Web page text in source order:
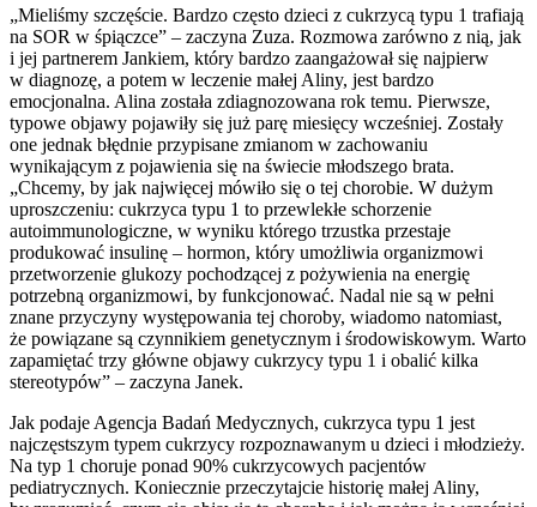
„Mieliśmy szczęście. Bardzo często dzieci z cukrzycą typu 1 trafiają
na SOR w śpiączce” – zaczyna Zuza. Rozmowa zarówno z nią, jak
i jej partnerem Jankiem, który bardzo zaangażował się najpierw
w diagnozę, a potem w leczenie małej Aliny, jest bardzo
emocjonalna. Alina została zdiagnozowana rok temu. Pierwsze,
typowe objawy pojawiły się już parę miesięcy wcześniej. Zostały
one jednak błędnie przypisane zmianom w zachowaniu
wynikającym z pojawienia się na świecie młodszego brata.
„Chcemy, by jak najwięcej mówiło się o tej chorobie. W dużym
uproszczeniu: cukrzyca typu 1 to przewlekłe schorzenie
autoimmunologiczne, w wyniku którego trzustka przestaje
produkować insulinę – hormon, który umożliwia organizmowi
przetworzenie glukozy pochodzącej z pożywienia na energię
potrzebną organizmowi, by funkcjonować. Nadal nie są w pełni
znane przyczyny występowania tej choroby, wiadomo natomiast,
że powiązane są czynnikiem genetycznym i środowiskowym. Warto
zapamiętać trzy główne objawy cukrzycy typu 1 i obalić kilka
stereotypów” – zaczyna Janek.
Jak podaje Agencja Badań Medycznych, cukrzyca typu 1 jest
najczęstszym typem cukrzycy rozpoznawanym u dzieci i młodzieży.
Na typ 1 choruje ponad 90% cukrzycowych pacjentów
pediatrycznych. Koniecznie przeczytajcie historię małej Aliny,